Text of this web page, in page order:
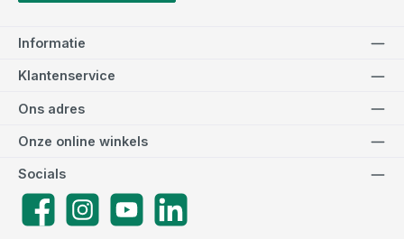
Informatie
Klantenservice
Ons adres
Socials
FacebookInstagramYouTube
Onze online winkels